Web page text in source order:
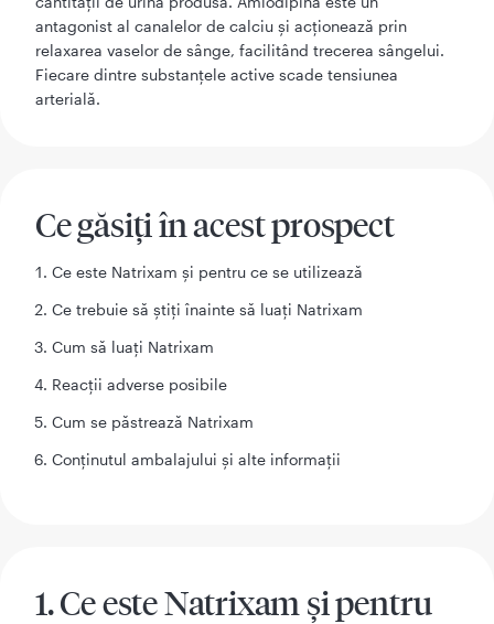
antagonist al canalelor de calciu și acționează prin
relaxarea vaselor de sânge, facilitând trecerea sângelui.
Fiecare dintre substanțele active scade tensiunea
arterială.
Ce găsiţi în acest prospect
Ce este Natrixam şi pentru ce se utilizează
Ce trebuie să ştiţi înainte să luaţi Natrixam
Cum să luaţi Natrixam
Reacţii adverse posibile
Cum se păstrează Natrixam
Conţinutul ambalajului şi alte informaţii
1. Ce este Natrixam şi pentru